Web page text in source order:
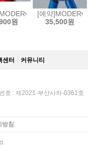
이브 - 램리썰 발렌타인
드 OMORI - 바질모데로이드
원
[예약
35,500원
센터 커뮤니티
호 : 제2021-부산사하-0361호
방침